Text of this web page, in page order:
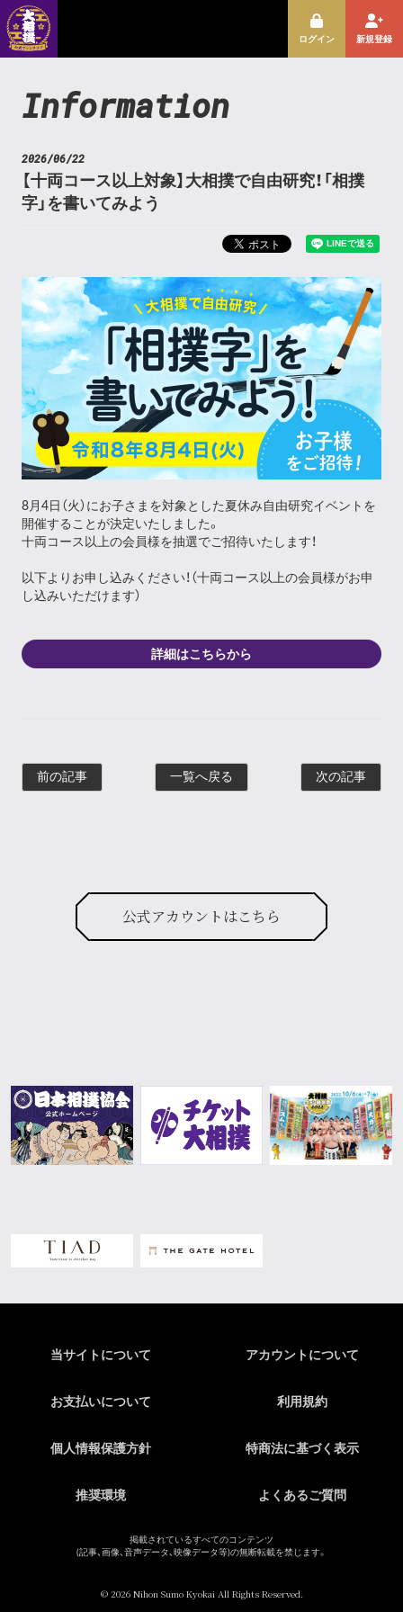
ログイン 新規登録
Information
2026/06/22
【十両コース以上対象】大相撲で自由研究！「相撲
字」を書いてみよう
8月4日（火）にお子さまを対象とした夏休み自由研究イベントを
開催することが決定いたしました。
十両コース以上の会員様を抽選でご招待いたします！
以下よりお申し込みください！（十両コース以上の会員様がお申
し込みいただけます）
詳細はこちらから
次の記事
一覧へ戻る
前の記事
公式アカウントはこちら
当サイトについて アカウントについて
お支払いについて 利用規約
個人情報保護方針 特商法に基づく表示
推奨環境 よくあるご質問
掲載されているすべてのコンテンツ
(記事、画像、音声データ、映像データ等)の無断転載を禁じます。
© 2026 Nihon Sumo Kyokai All Rights Reserved.